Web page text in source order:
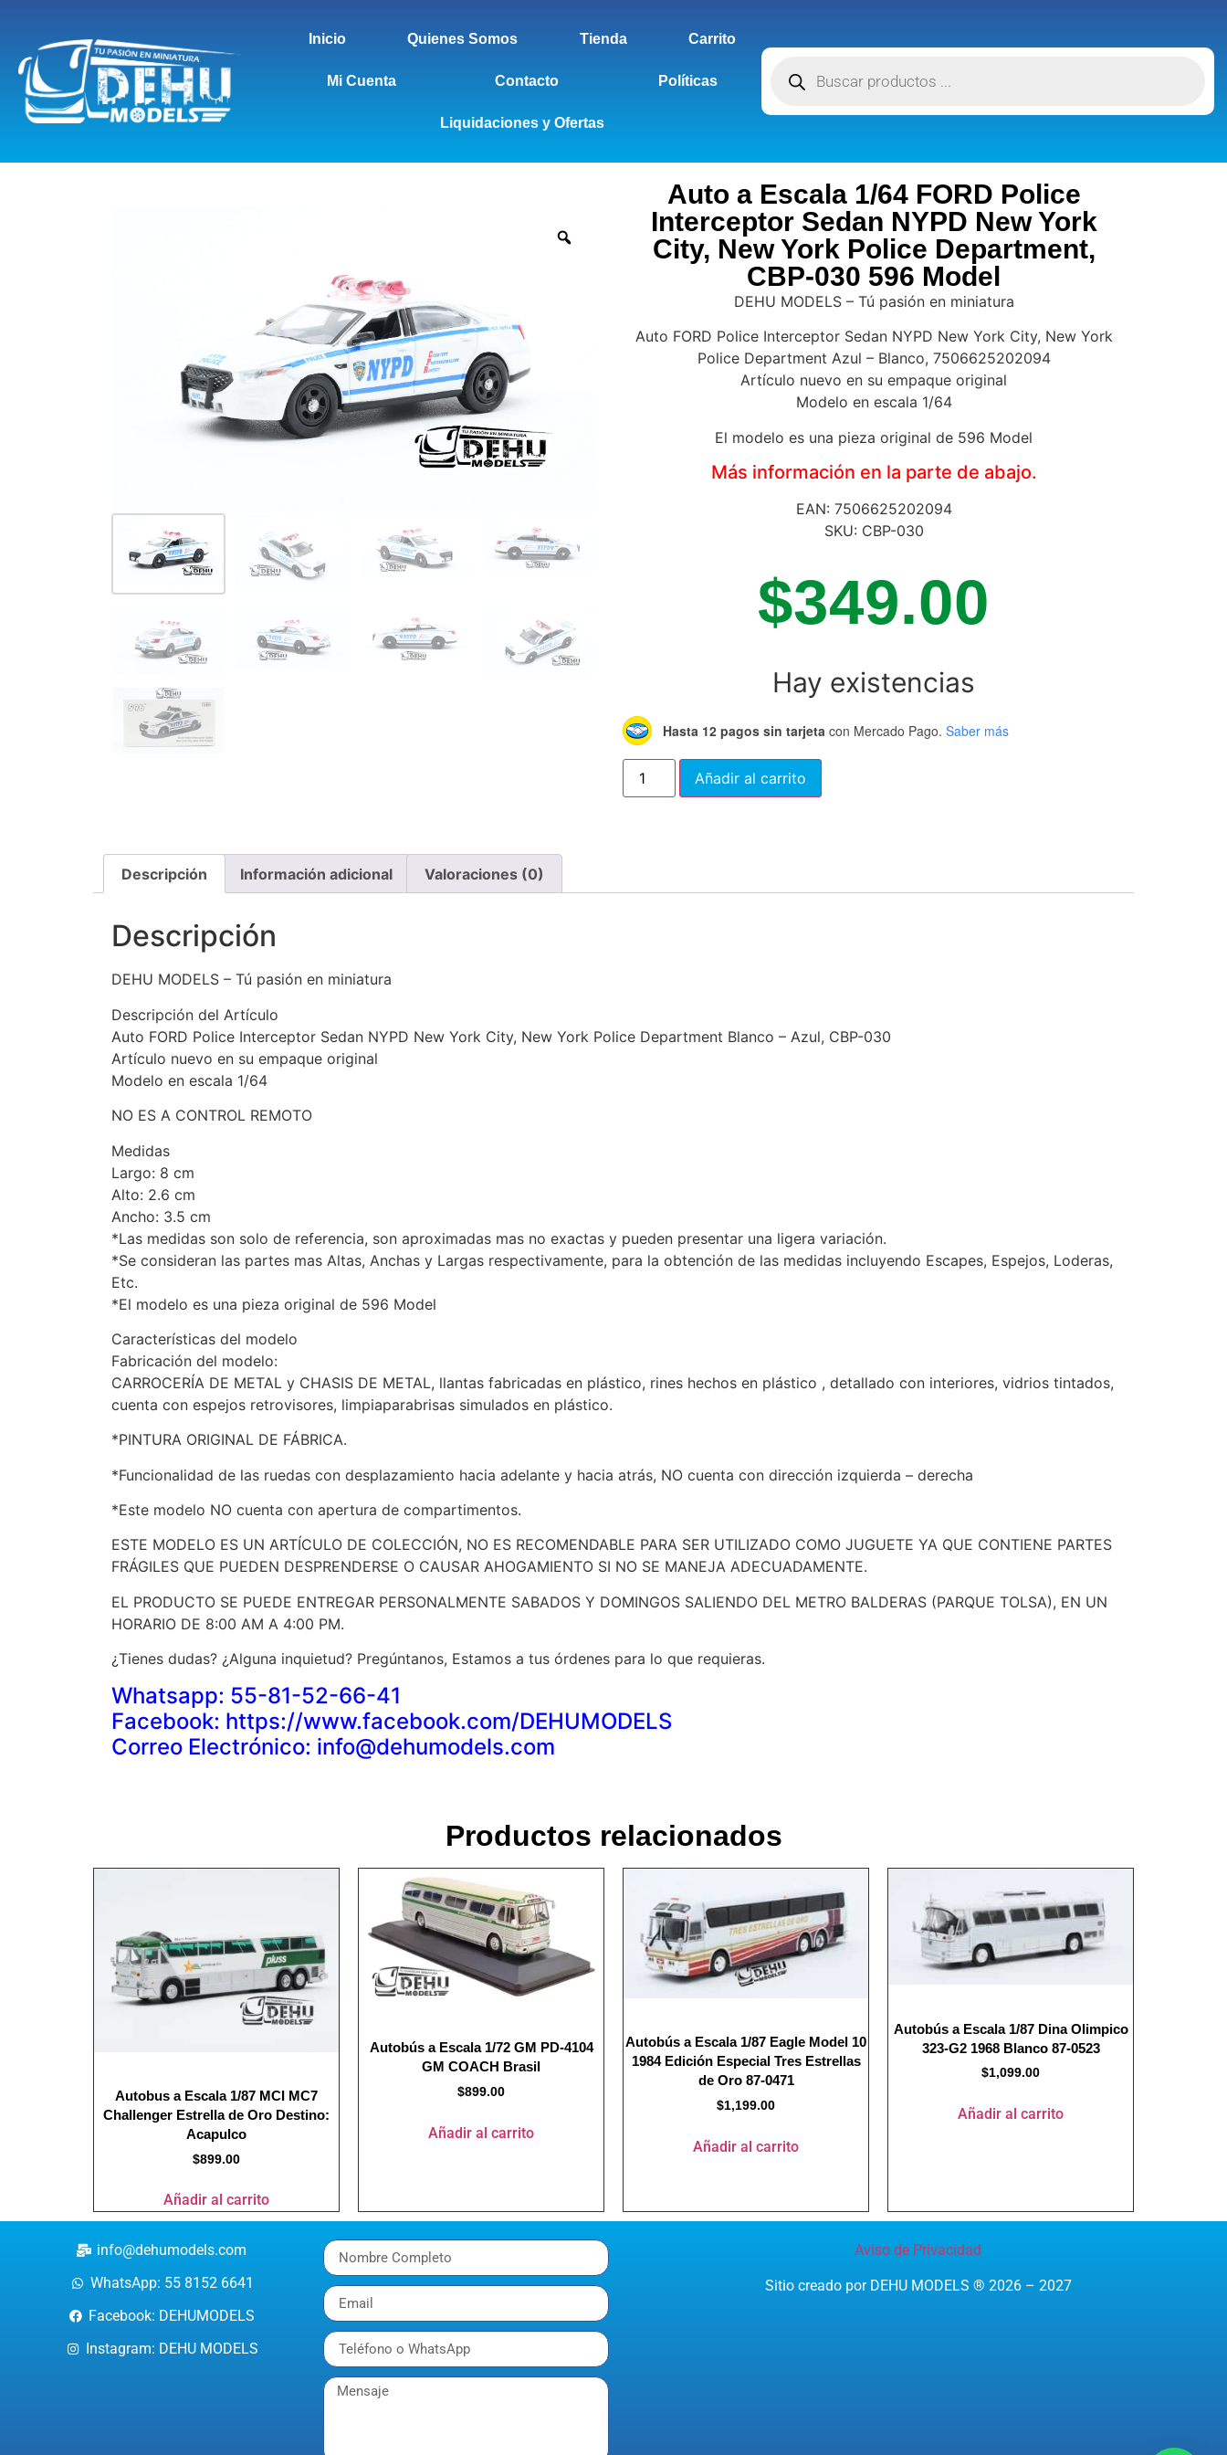
Inicio Quienes Somos Tienda Carrito
Mi Cuenta Contacto Políticas
Liquidaciones y Ofertas
Auto a Escala 1/64 FORD Police
Interceptor Sedan NYPD New York
City, New York Police Department,
CBP-030 596 Model
DEHU MODELS – Tú pasión en miniatura
Auto FORD Police Interceptor Sedan NYPD New York City, New York
Police Department Azul – Blanco, 7506625202094
Artículo nuevo en su empaque original
Modelo en escala 1/64
El modelo es una pieza original de 596 Model
Más información en la parte de abajo.
EAN: 7506625202094
SKU: CBP-030
$349.00
Hay existencias
Hasta 12 pagos sin tarjeta con Mercado Pago. Saber más
Añadir al carrito
Descripción Información adicional Valoraciones (0)
Descripción
DEHU MODELS – Tú pasión en miniatura
Descripción del Artículo
Auto FORD Police Interceptor Sedan NYPD New York City, New York Police Department Blanco – Azul, CBP-030
Artículo nuevo en su empaque original
Modelo en escala 1/64
NO ES A CONTROL REMOTO
Medidas
Largo: 8 cm
Alto: 2.6 cm
Ancho: 3.5 cm
*Las medidas son solo de referencia, son aproximadas mas no exactas y pueden presentar una ligera variación.
*Se consideran las partes mas Altas, Anchas y Largas respectivamente, para la obtención de las medidas incluyendo Escapes, Espejos, Loderas,
Etc.
*El modelo es una pieza original de 596 Model
Características del modelo
Fabricación del modelo:
CARROCERÍA DE METAL y CHASIS DE METAL, llantas fabricadas en plástico, rines hechos en plástico , detallado con interiores, vidrios tintados,
cuenta con espejos retrovisores, limpiaparabrisas simulados en plástico.
*PINTURA ORIGINAL DE FÁBRICA.
*Funcionalidad de las ruedas con desplazamiento hacia adelante y hacia atrás, NO cuenta con dirección izquierda – derecha
*Este modelo NO cuenta con apertura de compartimentos.
ESTE MODELO ES UN ARTÍCULO DE COLECCIÓN, NO ES RECOMENDABLE PARA SER UTILIZADO COMO JUGUETE YA QUE CONTIENE PARTES
FRÁGILES QUE PUEDEN DESPRENDERSE O CAUSAR AHOGAMIENTO SI NO SE MANEJA ADECUADAMENTE.
EL PRODUCTO SE PUEDE ENTREGAR PERSONALMENTE SABADOS Y DOMINGOS SALIENDO DEL METRO BALDERAS (PARQUE TOLSA), EN UN
HORARIO DE 8:00 AM A 4:00 PM.
¿Tienes dudas? ¿Alguna inquietud? Pregúntanos, Estamos a tus órdenes para lo que requieras.
Whatsapp: 55-81-52-66-41
Facebook: https://www.facebook.com/DEHUMODELS
Correo Electrónico: info@dehumodels.com
Productos relacionados
Autobus a Escala 1/87 MCI MC7
Challenger Estrella de Oro Destino:
Acapulco
$899.00
Añadir al carrito
Autobús a Escala 1/72 GM PD-4104
GM COACH Brasil
$899.00
Añadir al carrito
Autobús a Escala 1/87 Eagle Model 10
1984 Edición Especial Tres Estrellas
de Oro 87-0471
$1,199.00
Añadir al carrito
Autobús a Escala 1/87 Dina Olimpico
323-G2 1968 Blanco 87-0523
$1,099.00
Añadir al carrito
info@dehumodels.com
WhatsApp: 55 8152 6641
Facebook: DEHUMODELS
Instagram: DEHU MODELS
Aviso de Privacidad
Sitio creado por DEHU MODELS ® 2026 – 2027